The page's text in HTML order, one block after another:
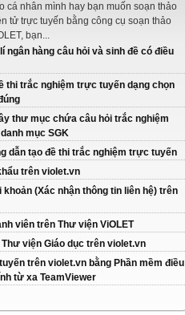
cá nhân mình hay bạn muốn soạn thảo
tử trực tuyến bằng công cụ soạn thảo
bạn...
ngân hàng câu hỏi và sinh đề có điều
thi trắc nghiệm trực tuyến dạng chọn
thư mục chứa câu hỏi trắc nghiệm
mục SGK
dẫn tạo đề thi trắc nghiệm trực tuyến
trên violet.vn
khoản (Xác nhận thông tin liên hệ) trên
viên trên Thư viện ViOLET
viện Giáo dục trên violet.vn
trên violet.vn bằng Phần mềm điều
từ xa TeamViewer